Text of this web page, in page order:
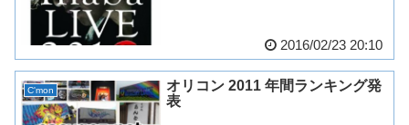
2016/02/23 20:10
C'mon
オリコン 2011 年間ランキング発
表